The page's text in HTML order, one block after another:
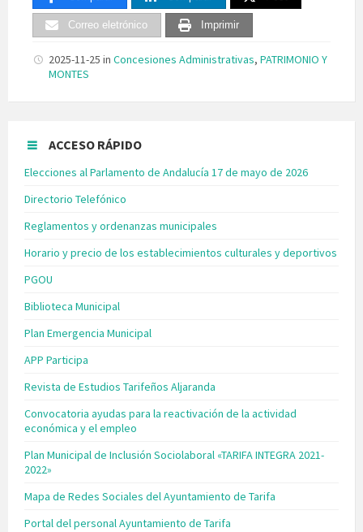
Correo eletrónico Imprimir
2025-11-25 in Concesiones Administrativas, PATRIMONIO Y
MONTES
ACCESO RÁPIDO
Elecciones al Parlamento de Andalucía 17 de mayo de 2026
Directorio Telefónico
Reglamentos y ordenanzas municipales
Horario y precio de los establecimientos culturales y deportivos
PGOU
Biblioteca Municipal
Plan Emergencia Municipal
APP Participa
Revista de Estudios Tarifeños Aljaranda
Convocatoria ayudas para la reactivación de la actividad
económica y el empleo
Plan Municipal de Inclusión Sociolaboral «TARIFA INTEGRA 2021-
2022»
Mapa de Redes Sociales del Ayuntamiento de Tarifa
Portal del personal Ayuntamiento de Tarifa